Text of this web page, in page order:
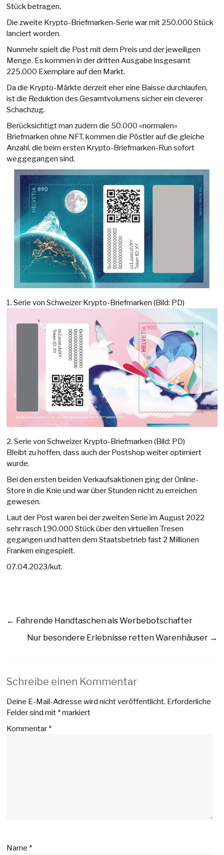
Stück betragen.
Die zweite Krypto-Briefmarken-Serie war mit 250.000 Stück
lanciert worden.
Nunmehr spielt die Post mit dem Preis und der jeweiligen
Menge. Es kommen in der dritten Ausgabe insgesamt
225.000 Exemplare auf den Markt.
Da die Krypto-Märkte derzeit eher eine Baisse durchlaufen,
ist die Reduktion des Gesamtvolumens sicher ein cleverer
Schachzug.
Berücksichtigt man zudem die 50.000 «normalen»
Briefmarken ohne NFT, kommen die Pöstler auf die gleiche
Anzahl, die beim ersten Krypto-Briefmarken-Run sofort
weggegangen sind.
1. Serie von Schweizer Krypto-Briefmarken (Bild: PD)
2. Serie von Schweizer Krypto-Briefmarken (Bild: PD)
Bleibt zu hoffen, dass auch der Postshop weiter optimiert
wurde.
Bei den ersten beiden Verkaufsaktionen ging der Online-
Store in die Knie und war über Stunden nicht zu erreichen
gewesen.
Laut der Post waren bei der zweiten Serie im August 2022
sehr rasch 190.000 Stück über den virtuellen Tresen
gegangen und hatten dem Staatsbetrieb fast 2 Millionen
Franken eingespielt.
07.04.2023/kut.
← Fahrende Handtaschen als Werbebotschafter
Nur besondere Erlebnisse retten Warenhäuser →
Schreibe einen Kommentar
Deine E-Mail-Adresse wird nicht veröffentlicht. Erforderliche
Felder sind mit*markiert
Kommentar*
Name*